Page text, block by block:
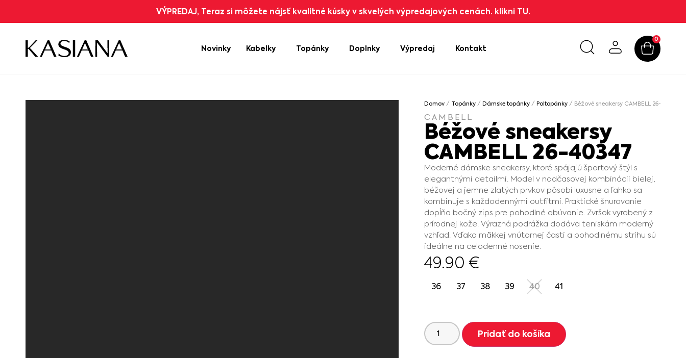
VÝPREDAJ, Teraz si môžete nájsť kvalitné kúsky v skvelých výpredajových cenách. klikni TU.
Novinky Kabelky Topánky Doplnky Výpredaj Kontakt
0
Domov / Topánky /Dámske topánky /Poltopánky / Béžové sneakersy CAMBELL 26-40347
CAMBELL
Béžové sneakersy
CAMBELL 26-40347
Moderné dámske sneakersy, ktoré spájajú športový štýl s
elegantnými detailmi. Model v nadčasovej kombinácii bielej,
béžovej a jemne zlatých prvkov pôsobí luxusne a ľahko sa
kombinuje s každodennými outfitmi. Praktické šnurovanie
dopĺňa bočný zips pre pohodlné obúvanie. Zvršok vyrobený z
prírodnej kože. Výrazná podrážka dodáva teniskám moderný
vzhľad. Vďaka mäkkej vnútornej časti a pohodlnému strihu sú
ideálne na celodenné nosenie.
49.90€
36 37 38 39 40 41
Pridať do košíka